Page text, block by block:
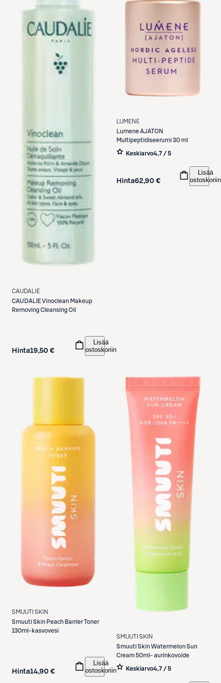
CAUDALIE
CAUDALIEVinoclean Makeup
Removing Cleansing Oil
Hinta19,50 €
Lisää
ostoskoriin
LUMENE
LumeneAJATON
Multipeptidiseerumi 30 ml
Keskiarvo4,7 / 5
Hinta62,90 €
Lisää
ostoskoriin
SMUUTI SKIN
Smuuti Skin Peach Barrier Toner
130ml-kasvovesi
Hinta14,90 €
Lisää
ostoskoriin
SMUUTI SKIN
Smuuti SkinWatermelon Sun
Cream 50ml- aurinkovoide
Keskiarvo4,7 / 5